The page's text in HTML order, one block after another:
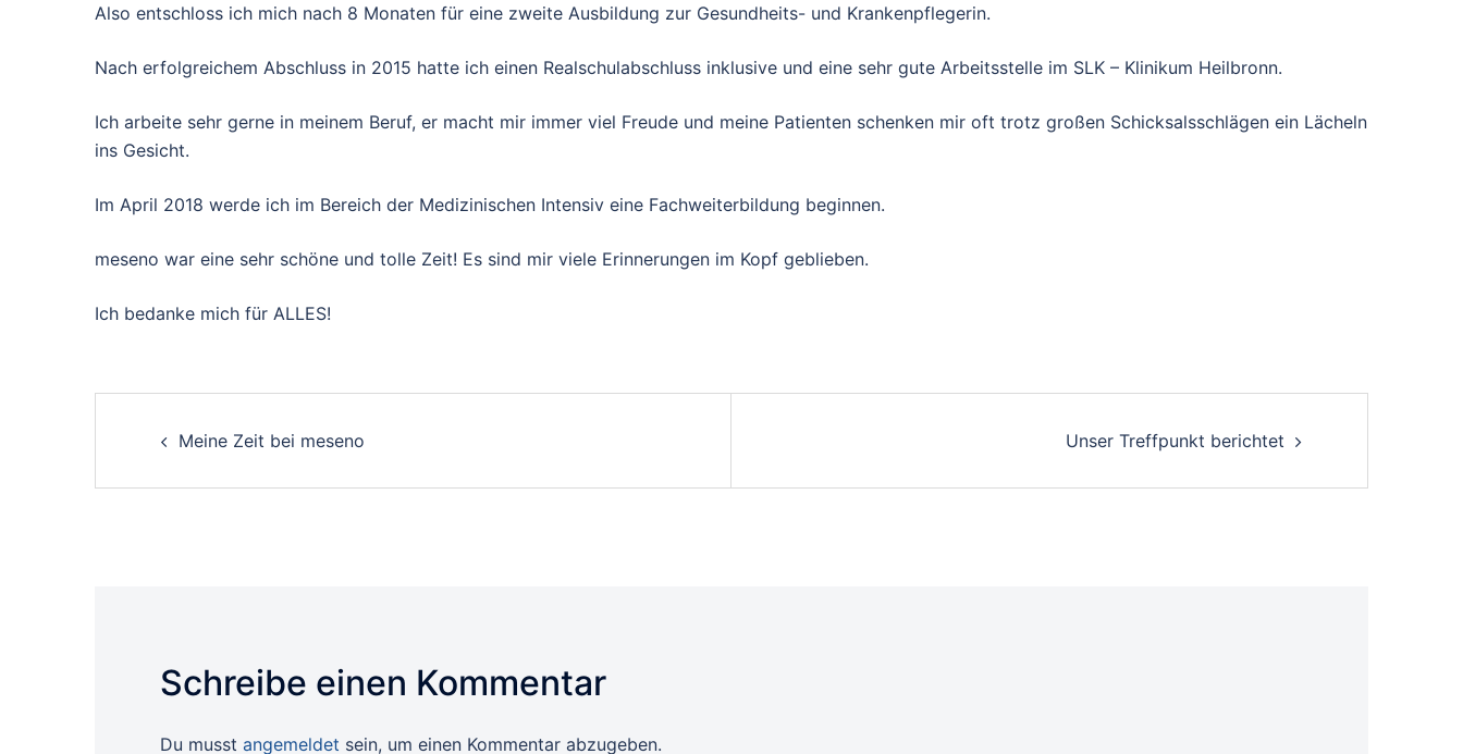
Also entschloss ich mich nach 8 Monaten für eine zweite Ausbildung zur Gesundheits- und Krankenpflegerin.
Nach erfolgreichem Abschluss in 2015 hatte ich einen Realschulabschluss inklusive und eine sehr gute Arbeitsstelle im SLK – Klinikum Heilbronn.
Ich arbeite sehr gerne in meinem Beruf, er macht mir immer viel Freude und meine Patienten schenken mir oft trotz großen Schicksalsschlägen ein Lächeln
ins Gesicht.
Im April 2018 werde ich im Bereich der Medizinischen Intensiv eine Fachweiterbildung beginnen.
meseno war eine sehr schöne und tolle Zeit! Es sind mir viele Erinnerungen im Kopf geblieben.
Ich bedanke mich für ALLES!
navigation
Meine Zeit bei meseno Unser Treffpunkt berichtet
Schreibe einen Kommentar
Du musst angemeldet sein, um einen Kommentar abzugeben.